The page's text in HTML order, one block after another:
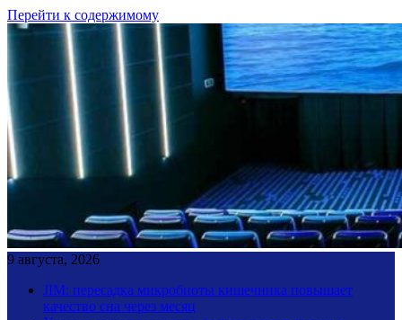
Перейти к содержимому
9 августа, 2026
JIM: пересадка микробиоты кишечника повышает
качество сна через месяц